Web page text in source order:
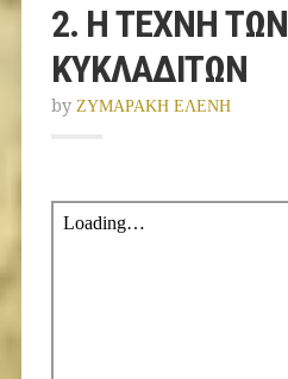
2. Η ΤΕΧΝΗ ΤΩΝ
ΚΥΚΛΑΔΙΤΩΝ
by ΖΥΜΑΡΑΚΗ ΕΛΕΝΗ